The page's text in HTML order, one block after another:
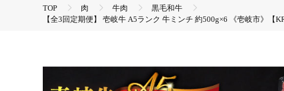
TOP 肉 牛肉
黒毛和牛
【全3回定期便】 壱岐牛 A5ランク 牛ミンチ 約500g×6 《壱岐市》【